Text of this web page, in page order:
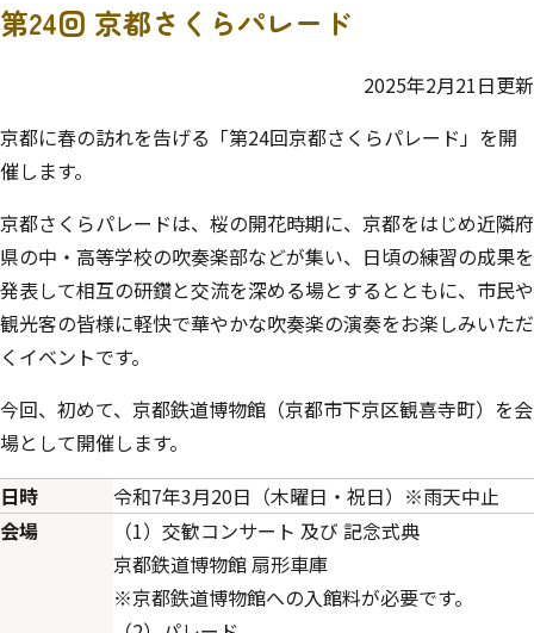
第24回 京都さくらパレード
2025年2月21日更新
京都に春の訪れを告げる「第24回京都さくらパレード」を開
催します。
京都さくらパレードは、桜の開花時期に、京都をはじめ近隣府
県の中・高等学校の吹奏楽部などが集い、日頃の練習の成果を
発表して相互の研鑽と交流を深める場とするとともに、市民や
観光客の皆様に軽快で華やかな吹奏楽の演奏をお楽しみいただ
くイベントです。
今回、初めて、京都鉄道博物館（京都市下京区観喜寺町）を会
場として開催します。
日時
令和7年3月20日（木曜日・祝日）※雨天中止
会場
（1）交歓コンサート 及び 記念式典
京都鉄道博物館 扇形車庫
※京都鉄道博物館への入館料が必要です。